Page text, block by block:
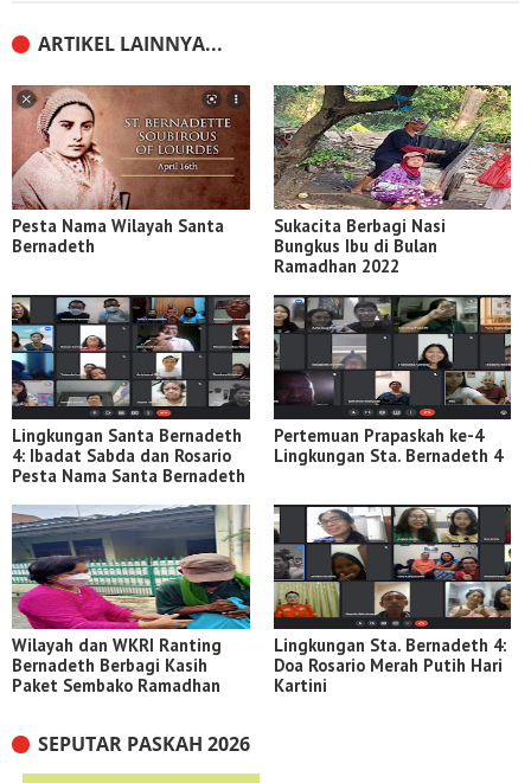
ARTIKEL LAINNYA...
Pesta Nama Wilayah Santa
Bernadeth
Sukacita Berbagi Nasi
Bungkus Ibu di Bulan
Ramadhan 2022
Lingkungan Santa Bernadeth
4: Ibadat Sabda dan Rosario
Pesta Nama Santa Bernadeth
Pertemuan Prapaskah ke-4
Lingkungan Sta. Bernadeth 4
Wilayah dan WKRI Ranting
Bernadeth Berbagi Kasih
Paket Sembako Ramadhan
Lingkungan Sta. Bernadeth 4:
Doa Rosario Merah Putih Hari
Kartini
SEPUTAR PASKAH 2026